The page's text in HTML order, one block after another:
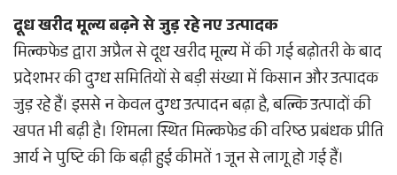
दूध खरीद मूल्य बढ़ने से जुड़ रहे नए उत्पादक
मिल्कफेड द्वारा अप्रैल से दूध खरीद मूल्य में की गई बढ़ोतरी के बाद
प्रदेशभर की दुग्ध समितियों से बड़ी संख्या में किसान और उत्पादक
जुड़ रहे हैं। इससे न केवल दुग्ध उत्पादन बढ़ा है, बल्कि उत्पादों की
खपत भी बढ़ी है। शिमला स्थित मिल्कफेड की वरिष्ठ प्रबंधक प्रीति
आर्य ने पुष्टि की कि बढ़ी हुई कीमतें 1 जून से लागू हो गई हैं।